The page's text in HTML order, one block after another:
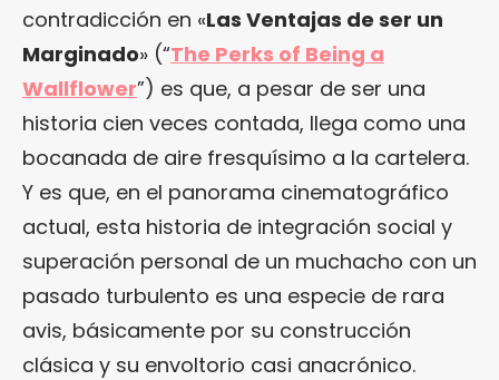
contradicción en «Las Ventajas de ser un
Marginado» (“The Perks of Being a
Wallflower”) es que, a pesar de ser una
historia cien veces contada, llega como una
bocanada de aire fresquísimo a la cartelera.
Y es que, en el panorama cinematográfico
actual, esta historia de integración social y
superación personal de un muchacho con un
pasado turbulento es una especie de rara
avis, básicamente por su construcción
clásica y su envoltorio casi anacrónico.